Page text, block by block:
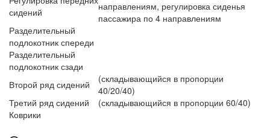
сидений
направлениям, регулировка сиденья
пассажира по 4 направлениям
Разделительный
подлокотник спереди
Разделительный
подлокотник сзади
Второй ряд сидений
(складывающийся в пропорции
40/20/40)
Третий ряд сидений
(складывающийся в пропорции 60/40)
Коврики